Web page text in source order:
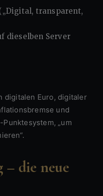
transparent,
dieselben Server
und
„um
die neue